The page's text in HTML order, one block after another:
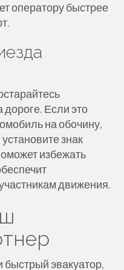
оператору быстрее
дороге. Если это
на обочину,
знак
избежать
движения.
эвакуатор,